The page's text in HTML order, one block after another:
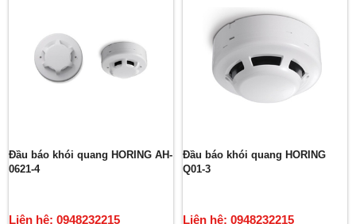
Đầu báo khói quang HORING AH-
0621-4
Liên hệ: 0948232215
Đầu báo khói quang HORING
Q01-3
Liên hệ: 0948232215